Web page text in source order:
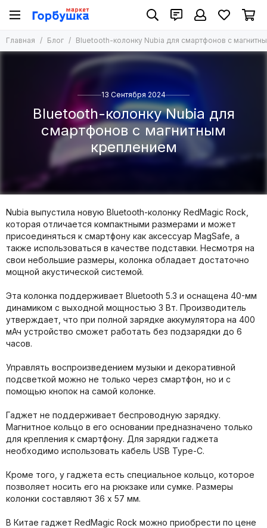
Главная Блог Bluetooth-колонку Nubia для смартфонов с
13 Сентября 2024
Bluetooth-колонку Nubia для
смартфонов с магнитным
креплением
Nubia выпустила новую Bluetooth-колонку RedMagic Rock,
которая отличается компактными размерами и может
присоединяться к смартфону как аксессуар MagSafe, а
также использоваться в качестве подставки. Несмотря на
свои небольшие размеры, колонка обладает достаточно
мощной акустической системой.
Эта колонка поддерживает Bluetooth 5.3 и оснащена 40-мм
динамиком с выходной мощностью 3 Вт. Производитель
утверждает, что при полной зарядке аккумулятора на 400
мАч устройство сможет работать без подзарядки до 6
часов.
Управлять воспроизведением музыки и декоративной
подсветкой можно не только через смартфон, но и с
помощью кнопок на самой колонке.
Гаджет не поддерживает беспроводную зарядку.
Магнитное кольцо в его основании предназначено только
для крепления к смартфону. Для зарядки гаджета
необходимо использовать кабель USB Type-C.
Кроме того, у гаджета есть специальное кольцо, которое
позволяет носить его на рюкзаке или сумке. Размеры
колонки составляют 36 x 57 мм.
В Китае гаджет RedMagic Rock можно приобрести по цене